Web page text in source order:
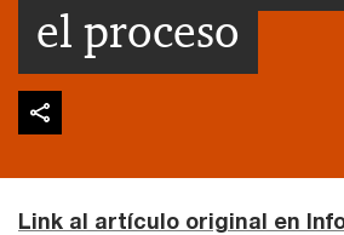
el proceso
Link al artículo original en